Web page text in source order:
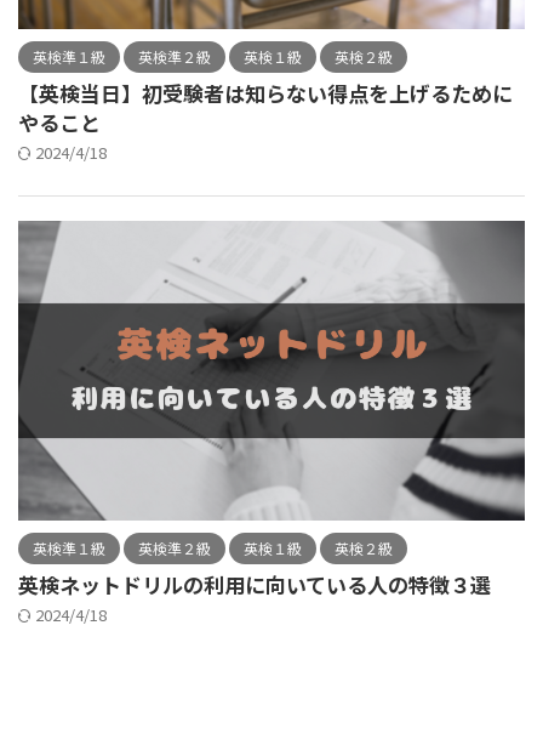
英検準１級 英検準２級 英検１級 英検２級
【英検当日】初受験者は知らない得点を上げるために
やること
2024/4/18
英検準１級 英検準２級 英検１級 英検２級
英検ネットドリルの利用に向いている人の特徴３選
2024/4/18